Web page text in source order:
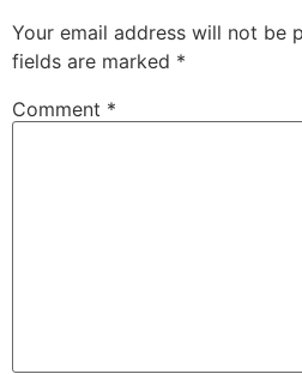
Your email address will not be
fields are marked *
Comment *